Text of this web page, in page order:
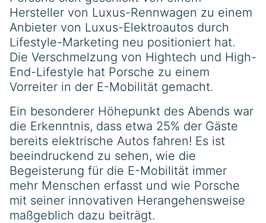
Hersteller von Luxus-Rennwagen zu einem
Anbieter von Luxus-Elektroautos durch
Lifestyle-Marketing neu positioniert hat.
Die Verschmelzung von Hightech und High-
End-Lifestyle hat Porsche zu einem
Vorreiter in der E-Mobilität gemacht.
Ein besonderer Höhepunkt des Abends war
die Erkenntnis, dass etwa 25% der Gäste
bereits elektrische Autos fahren! Es ist
beeindruckend zu sehen, wie die
Begeisterung für die E-Mobilität immer
mehr Menschen erfasst und wie Porsche
mit seiner innovativen Herangehensweise
maßgeblich dazu beiträgt.